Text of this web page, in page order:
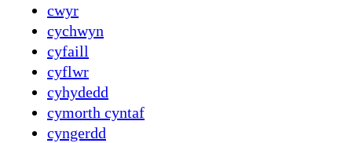
cwyr
cychwyn
cyfaill
cyflwr
cyhydedd
cymorth cyntaf
cyngerdd